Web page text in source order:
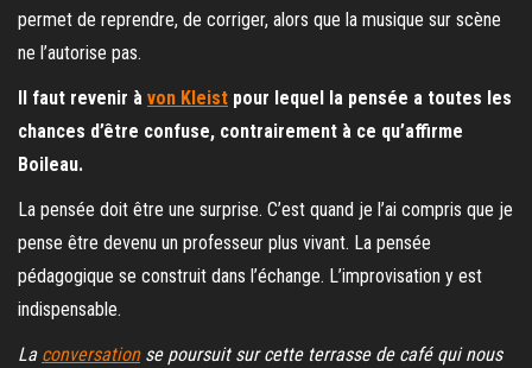
permet de reprendre, de corriger, alors que la musique sur scène
ne l’autorise pas.
Il faut revenir à von Kleist pour lequel la pensée a toutes les
chances d’être confuse, contrairement à ce qu’affirme
Boileau.
La pensée doit être une surprise. C’est quand je l’ai compris que je
pense être devenu un professeur plus vivant. La pensée
pédagogique se construit dans l’échange. L’improvisation y est
indispensable.
La conversationse poursuit sur cette terrasse de café qui nous